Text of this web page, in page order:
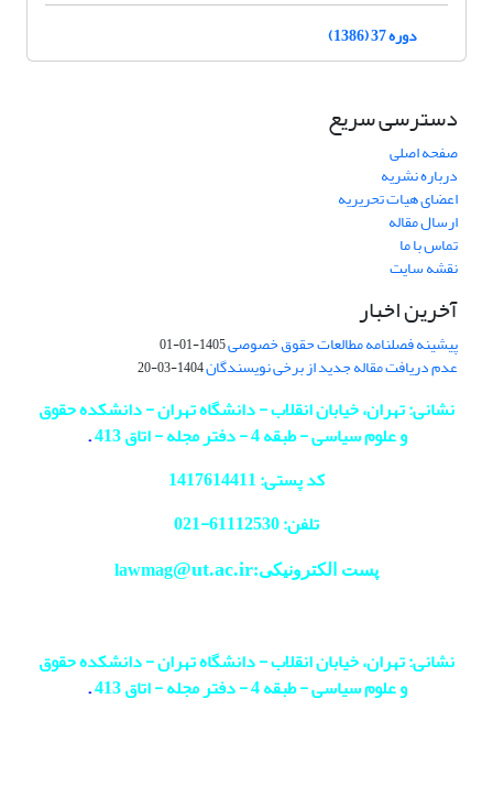
دوره 37 (1386)
دسترسی سریع
صفحه اصلی
درباره نشریه
اعضای هیات تحریریه
ارسال مقاله
تماس با ما
نقشه سایت
آخرین اخبار
پیشینه فصلنامه مطالعات حقوق خصوصی1405-01-01
عدم دریافت مقاله جدید از برخی نویسندگان1404-03-20
نشانی: تهران، خیابان انقلاب - دانشگاه تهران - دانشکده حقوق
و علوم سیاسی - طبقه 4 - دفتر مجله - اتاق 413
.
کد پستی: 1417614411
تلفن: 61112530-
021
پست الکترونیکی:lawmag@ut.ac.ir
نشانی: تهران، خیابان انقلاب - دانشگاه تهران - دانشکده حقوق
و علوم سیاسی - طبقه 4 - دفتر مجله - اتاق 413
.